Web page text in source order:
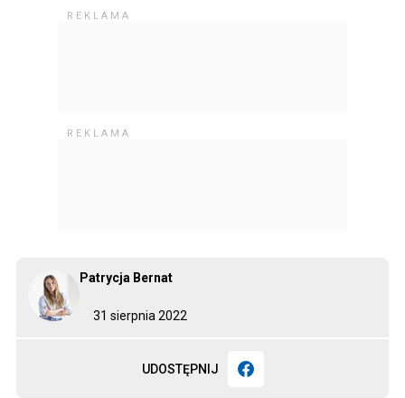
31 sierpnia 2022
Patrycja Bernat
UDOSTĘPNIJ